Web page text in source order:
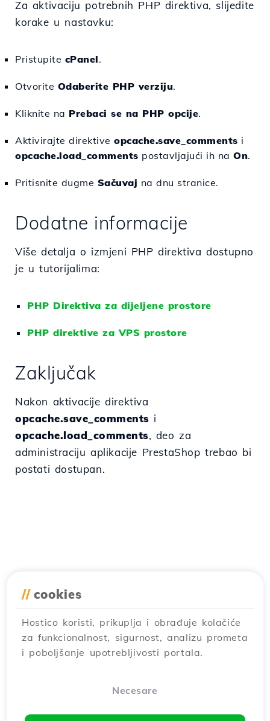
Za aktivaciju potrebnih PHP direktiva, slijedite
korake u nastavku:
Pristupite cPanel.
Otvorite Odaberite PHP verziju.
Kliknite na Prebaci se na PHP opcije.
Aktivirajte direktive opcache.save_comments i
opcache.load_comments postavljajući ih na On.
Pritisnite dugme Sačuvaj na dnu stranice.
Dodatne informacije
Više detalja o izmjeni PHP direktiva dostupno
je u tutorijalima:
PHP Direktiva za dijeljene prostore
PHP direktive za VPS prostore
Zaključak
Nakon aktivacije direktiva
opcache.save_comments i
opcache.load_comments, deo za
administraciju aplikacije PrestaShop trebao bi
postati dostupan.
// cookies
Hostico koristi, prikuplja i obrađuje kolačiće
za funkcionalnost, sigurnost, analizu prometa
i poboljšanje upotrebljivosti portala.
Necesare